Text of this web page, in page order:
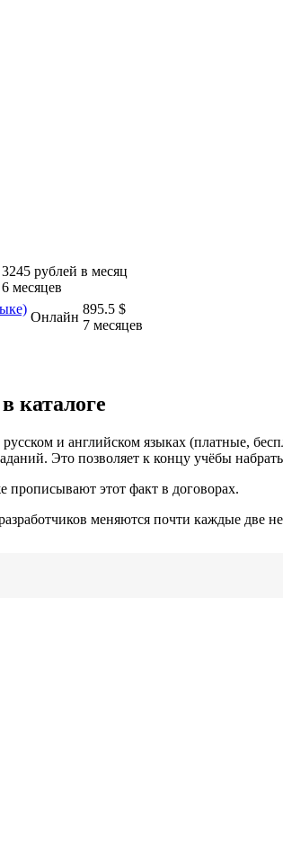
3245 рублей в месяц
6 месяцев
Онлайн
895.5 $
7 месяцев
каталоге
и английском языках (платные,
Это позволяет к концу учёбы
прописывают этот факт в договорах.
меняются почти каждые две